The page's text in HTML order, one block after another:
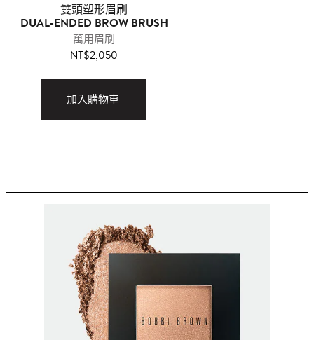
雙頭塑形眉刷
DUAL-ENDED BROW BRUSH
萬用眉刷
NT$2,050
加入購物車